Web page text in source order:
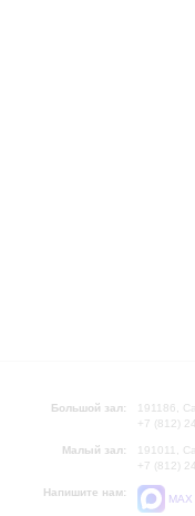
Большой зал:
191186,
+7 (812)
Малый зал:
191011,
+7 (812)
Напишите нам:
MAX